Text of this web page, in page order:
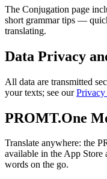
The Conjugation page
short grammar tips —
translating.
Data Privacy
All data are transmitted
your texts; see our
PROMT.One
Translate anywhere: the
available in the App Store
words on the go.